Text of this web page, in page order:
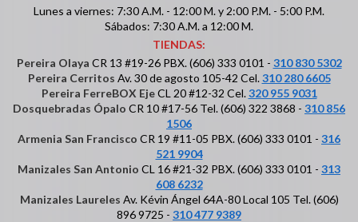
Lunes a viernes: 7:30 A.M. - 12:00 M. y 2:00 P.M. - 5:00 P.M.
Sábados: 7:30 A.M. a 12:00 M.
TIENDAS:
Pereira Olaya CR 13 #19-26 PBX. (606) 333 0101 - 310 830 5302
Pereira Cerritos Av. 30 de agosto 105-42 Cel.310 280 6605
Pereira FerreBOX EjeCL 20 #12-32 Cel.320 955 9031
Dosquebradas Ópalo CR 10 #17-56 Tel. (606) 322 3868 - 310 856
1506
Armenia San Francisco CR 19 #11-05 PBX. (606) 333 0101 - 316
521 9904
Manizales San Antonio CL 16 #21-32 PBX. (606) 333 0101 - 313
608 6232
Manizales Laureles Av. Kévin Ángel 64A-80 Local 105 Tel. (606)
896 9725 - 310 477 9389